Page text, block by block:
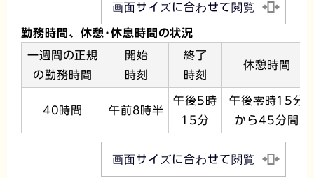
画面サイズに合わせて閲覧
勤務時間、休憩･休息時間の状況
一週間の正規
の勤務時間
開始
時刻
終了
時刻
休憩時間
40時間 午前8時半
午後5時
15分
午後零時15分
から45分間
画面サイズに合わせて閲覧